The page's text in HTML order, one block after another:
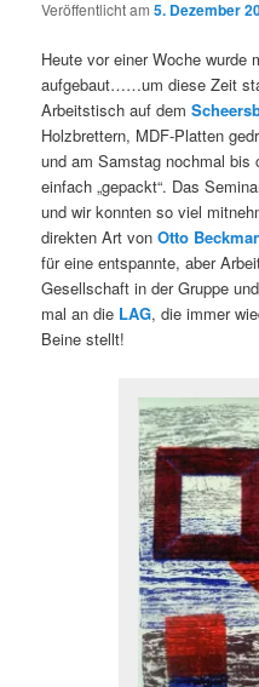
Veröffentlicht am5. Dezember
Heute vor einer Woche wurde
aufgebaut……um diese Zeit
Arbeitstisch auf dem
Holzbrettern, MDF-Platten
und am Samstag nochmal
einfach „gepackt“. Das
und wir konnten so viel
direkten Art vonOtto
für eine entspannte, aber
Gesellschaft in der Gruppe
mal an die LAG, die immer
Beine stellt!